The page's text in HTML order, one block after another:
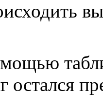
остался